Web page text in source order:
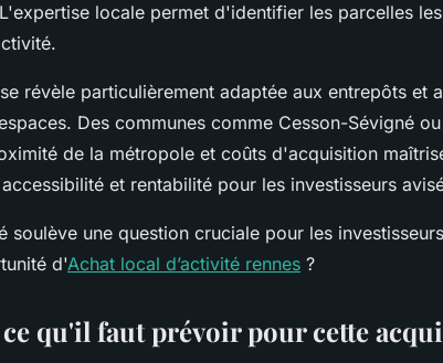
locale permet d'identifier les parcelles
révèle particulièrement adaptée aux entrepôts et
Des communes comme Cesson-Sévigné
de la métropole et coûts d'acquisition
et rentabilité pour les investisseurs
soulève une question cruciale pour les
d'Achat local d’activité rennes ?
qu'il faut prévoir pour cette